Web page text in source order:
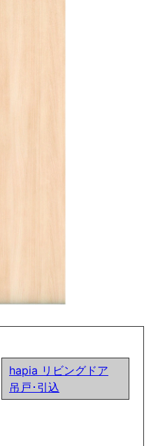
hapia リビングドア
吊戸･引込